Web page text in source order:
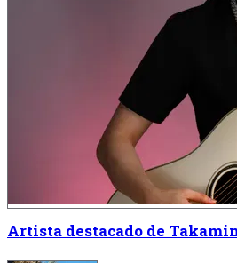
Artista destacado de